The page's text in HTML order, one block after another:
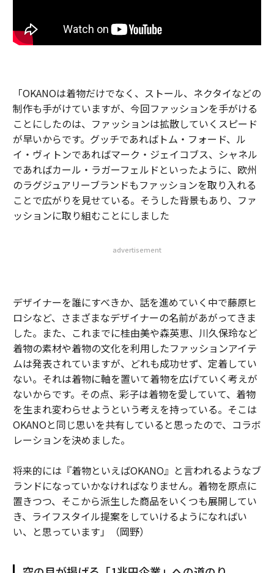
「OKANOは着物だけでなく、ストール、ネクタイなどの
制作も手がけていますが、今回ファッションを手がける
ことにしたのは、ファッションは拡散していくスピード
が早いからです。グッチであればトム・フォード、ル
イ・ヴィトンであればマーク・ジェイコブス、シャネル
であればカール・ラガーフェルドといったように、欧州
のラグジュアリーブランドもファッションを取り入れる
ことで広がりを見せている。そうした背景もあり、ファ
ッションに取り組むことにしました
advertisement
デザイナーを誰にすべきか、話を進めていく中で藤原ヒ
ロシなど、さまざまなデザイナーの名前があがってきま
した。また、これまでに桂由美や森英恵、川久保玲など
着物の素材や着物の文化を利用したファッションアイテ
ムは発表されていますが、どれも成功せず、定着してい
ない。それは着物に軸を置いて着物を広げていく考えが
ないからです。その点、彩子は着物を愛していて、着物
を生まれ変わらせようという考えを持っている。そこは
OKANOと同じ思いを共有していると思ったので、コラボ
レーションを決めました。
将来的には『着物といえばOKANO』と言われるようなブ
ランドになっていかなければなりません。着物を原点に
置きつつ、そこから派生した商品をいくつも展開してい
き、ライフスタイル提案をしていけるようになればい
い、と思っています」（岡野）